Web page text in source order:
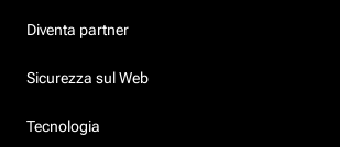
Diventa partner
Sicurezza sul Web
Tecnologia